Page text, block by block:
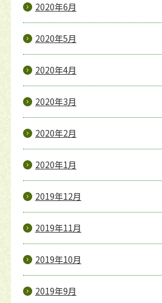
2020年6月
2020年5月
2020年4月
2020年3月
2020年2月
2020年1月
2019年12月
2019年11月
2019年10月
2019年9月